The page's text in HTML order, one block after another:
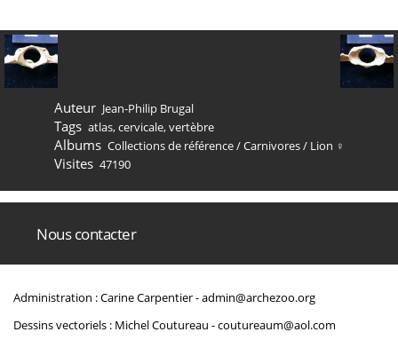
Auteur Jean-Philip Brugal
Tags atlas,cervicale,vertèbre
Albums Collections de référence/Carnivores/ Lion ♀
Visites 47190
Nous contacter
Administration : Carine Carpentier -admin@archezoo.org
Dessins vectoriels : Michel Coutureau -coutureaum@aol.com